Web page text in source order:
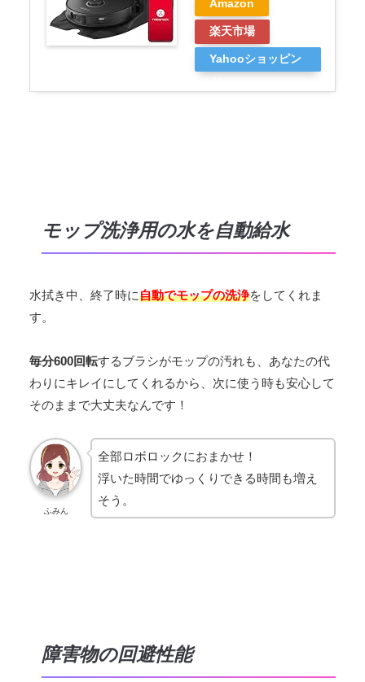
Amazon
楽天市場
Yahooショッピン
モップ洗浄用の水を自動給水
水拭き中、終了時に自動でモップの洗浄をしてくれま
す。
毎分600回転するブラシがモップの汚れも、あなたの代
わりにキレイにしてくれるから、次に使う時も安心して
そのままで大丈夫なんです！
ふみん
全部ロボロックにおまかせ！
浮いた時間でゆっくりできる時間も増え
そう。
障害物の回避性能